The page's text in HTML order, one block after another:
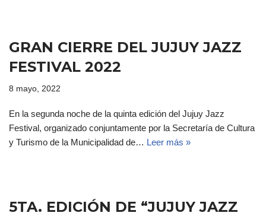
GRAN CIERRE DEL JUJUY JAZZ
FESTIVAL 2022
8 mayo, 2022
En la segunda noche de la quinta edición del Jujuy Jazz
Festival, organizado conjuntamente por la Secretaría de Cultura
y Turismo de la Municipalidad de… Leer más »
5TA. EDICIÓN DE “JUJUY JAZZ